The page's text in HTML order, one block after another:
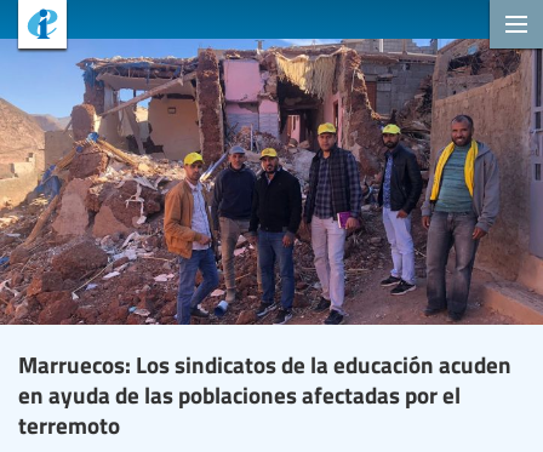
Marruecos: Los sindicatos de la educación acuden
en ayuda de las poblaciones afectadas por el
terremoto